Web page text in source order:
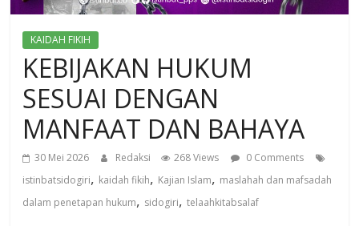
KAIDAH FIKIH
KEBIJAKAN HUKUM
SESUAI DENGAN
MANFAAT DAN BAHAYA
30 Mei 2026 Redaksi 268 Views
0 Comments
istinbatsidogiri, kaidah fikih, Kajian Islam, maslahah dan mafsadah
dalam penetapan hukum, sidogiri,telaahkitabsalaf